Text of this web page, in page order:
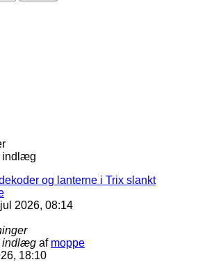
indlæg
og lanterne i Trix slankt
2026, 08:14
indlæg af moppe
18:10